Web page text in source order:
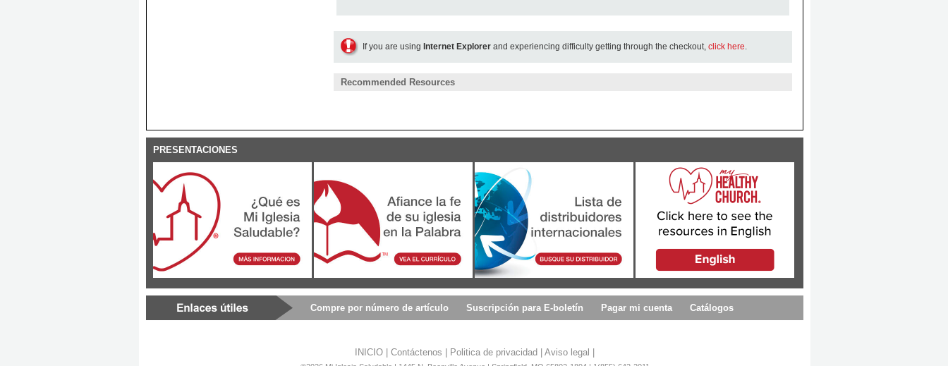
If you are using Internet Explorer and experiencing difficulty getting through the checkout, click here
Recommended Resources
PRESENTACIONES
Compre por número de artículo Suscripción para E-boletín Pagar mi cuenta Catálogos
INICIO Contáctenos Politica de privacidad Aviso legal